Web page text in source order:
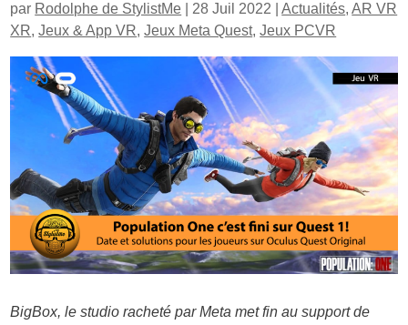
par Rodolphe de StylistMe 28 Juil 2022 |Actualités,AR VR
XR,Jeux & App VR,Jeux Meta Quest,Jeux PCVR
BigBox, le studio racheté par Meta met fin au support de